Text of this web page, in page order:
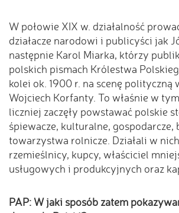
W połowie XIX w. działalność
działacze narodowi i publicyści jak
następnie Karol Miarka, którzy
polskich pismach Królestwa
kolei ok. 1900 r. na scenę polityczną
Wojciech Korfanty. To właśnie w
liczniej zaczęły powstawać polskie
śpiewacze, kulturalne, gospodarcze,
towarzystwa rolnicze. Działali w
rzemieślnicy, kupcy, właściciel
usługowych i produkcyjnych oraz
PAP: W jaki sposób zatem